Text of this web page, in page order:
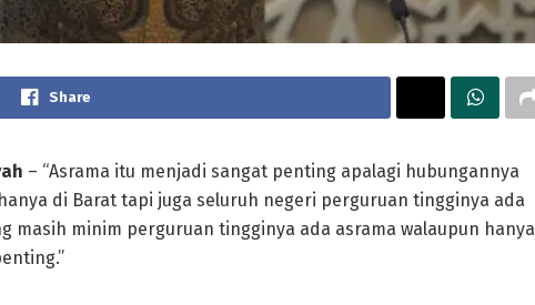
Share
– “Asrama itu menjadi sangat penting apalagi hubungannya
di Barat tapi juga seluruh negeri perguruan tingginya ada
masih minim perguruan tingginya ada asrama walaupun hanya